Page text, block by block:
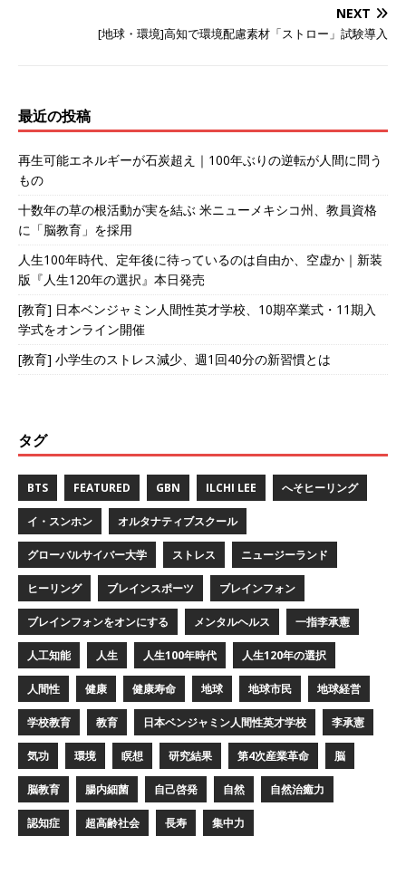
NEXT
[地球・環境]高知で環境配慮素材「ストロー」試験導入
最近の投稿
再生可能エネルギーが石炭超え｜100年ぶりの逆転が人間に問う
もの
十数年の草の根活動が実を結ぶ 米ニューメキシコ州、教員資格
に「脳教育」を採用
人生100年時代、定年後に待っているのは自由か、空虚か｜新装
版『人生120年の選択』本日発売
[教育] 日本ベンジャミン人間性英才学校、10期卒業式・11期入
学式をオンライン開催
[教育] 小学生のストレス減少、週1回40分の新習慣とは
タグ
BTS FEATURED GBN ILCHI LEE へそヒーリング
イ・スンホン オルタナティブスクール
グローバルサイバー大学 ストレス ニュージーランド
ヒーリング ブレインスポーツ ブレインフォン
ブレインフォンをオンにする メンタルヘルス 一指李承憲
人工知能 人生 人生100年時代 人生120年の選択
人間性 健康 健康寿命 地球 地球市民 地球経営
学校教育 教育 日本ベンジャミン人間性英才学校 李承憲
気功 環境 瞑想 研究結果 第4次産業革命 脳
脳教育 腸内細菌 自己啓発 自然 自然治癒力
認知症 超高齢社会 長寿 集中力